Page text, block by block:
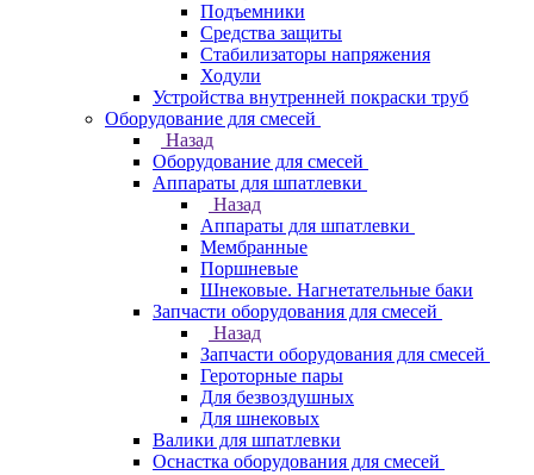
Подъемники
Средства защиты
Стабилизаторы напряжения
Ходули
Устройства внутренней покраски труб
Оборудование для смесей
Назад
Оборудование для смесей
Аппараты для шпатлевки
Назад
Аппараты для шпатлевки
Мембранные
Поршневые
Шнековые. Нагнетательные баки
Запчасти оборудования для смесей
Назад
Запчасти оборудования для смесей
Героторные пары
Для безвоздушных
Для шнековых
Валики для шпатлевки
Оснастка оборудования для смесей